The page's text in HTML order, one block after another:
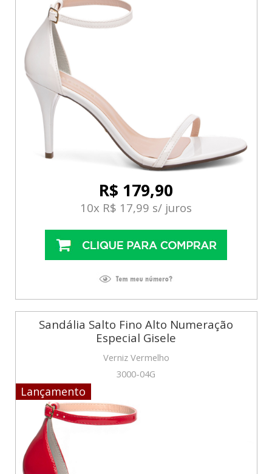
R$ 179,90
10x R$ 17,99 s/ juros
Sandália Salto Fino Alto Numeração
Especial Gisele
Verniz Vermelho
3000-04G
Lançamento